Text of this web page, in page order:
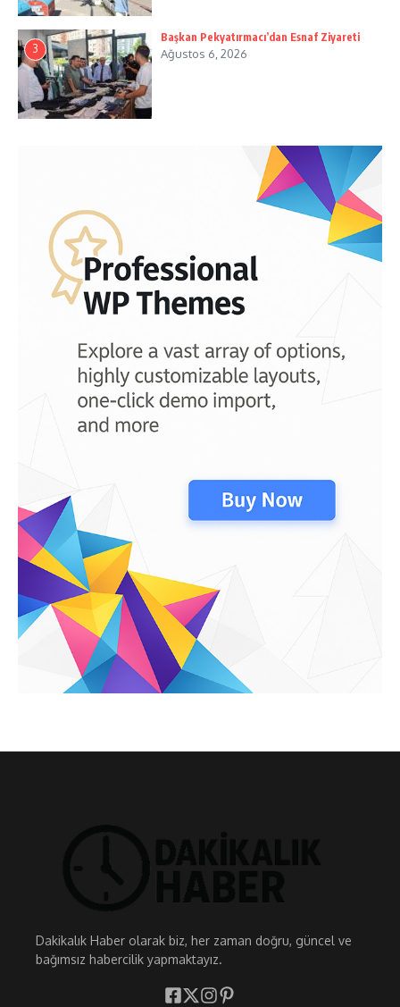
3
Başkan Pekyatırmacı’dan Esnaf Ziyareti
Ağustos 6, 2026
Dakikalık Haber olarak biz, her zaman doğru, güncel ve
bağımsız habercilik yapmaktayız.